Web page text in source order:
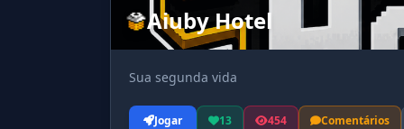
Aiuby Hotel
Sua segunda vida
Jogar 13 454 Comentários